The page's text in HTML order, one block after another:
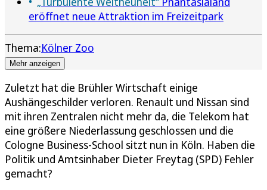
eröffnet neue Attraktion im Freizeitpark
Thema:Kölner Zoo
Mehr anzeigen
Zuletzt hat die Brühler Wirtschaft einige
Aushängeschilder verloren. Renault und Nissan sind
mit ihren Zentralen nicht mehr da, die Telekom hat
eine größere Niederlassung geschlossen und die
Cologne Business-School sitzt nun in Köln. Haben die
Politik und Amtsinhaber Dieter Freytag (SPD) Fehler
gemacht?